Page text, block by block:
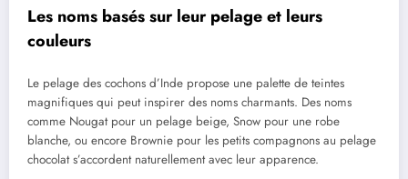
Les noms basés sur leur pelage et leurs
couleurs
Le pelage des cochons d’Inde propose une palette de teintes
magnifiques qui peut inspirer des noms charmants. Des noms
comme Nougat pour un pelage beige, Snow pour une robe
blanche, ou encore Brownie pour les petits compagnons au pelage
chocolat s’accordent naturellement avec leur apparence.